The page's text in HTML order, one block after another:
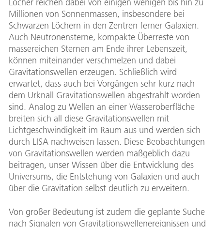
Millionen von Sonnenmassen, insbesondere bei
Schwarzen Löchern in den Zentren ferner Galaxien.
Auch Neutronensterne, kompakte Überreste von
massereichen Sternen am Ende ihrer Lebenszeit,
können miteinander verschmelzen und dabei
Gravitationswellen erzeugen. Schließlich wird
erwartet, dass auch bei Vorgängen sehr kurz nach
dem Urknall Gravitationswellen abgestrahlt worden
sind. Analog zu Wellen an einer Wasseroberfläche
breiten sich all diese Gravitationswellen mit
Lichtgeschwindigkeit im Raum aus und werden sich
durch LISA nachweisen lassen. Diese Beobachtungen
von Gravitationswellen werden maßgeblich dazu
beitragen, unser Wissen über die Entwicklung des
Universums, die Entstehung von Galaxien und auch
über die Gravitation selbst deutlich zu erweitern.
Von großer Bedeutung ist zudem die geplante Suche
nach Signalen von Gravitationswellenereignissen und